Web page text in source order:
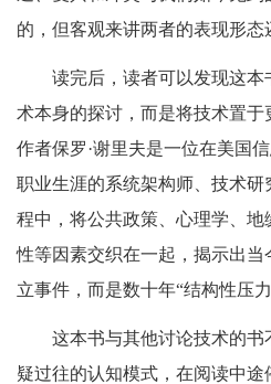
的，但客观来讲两者的表现形态
读完后，读者可以发现这
术本身的探讨，而是将技术置于
作者保罗·谢里夫是一位在美国
职业生涯的系统架构师、技术
程中，将公共政策、心理学、地
性等因素交织在一起，揭示出
立事件，而是数十年“结构性压
这本书与其他讨论技术的
疑过往的认知模式，在阅读中